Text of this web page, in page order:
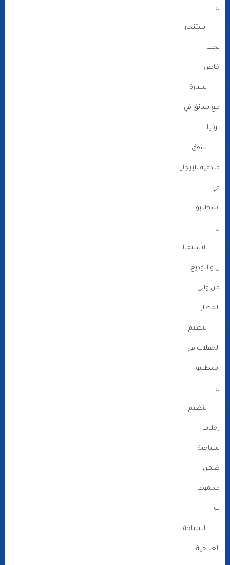
ل
استئجار
يخت
خاص
سيارة
مع سائق في
تركيا
شقق
فندقية للإيجار
في
اسطنبو
ل
الاستقبا
ل والتوديع
من والى
المطار
تنظيم
الحفلات في
اسطنبو
ل
تنظيم
رحلات
سياحية
ضمن
مجموعا
ت
السياحة
العلاجية